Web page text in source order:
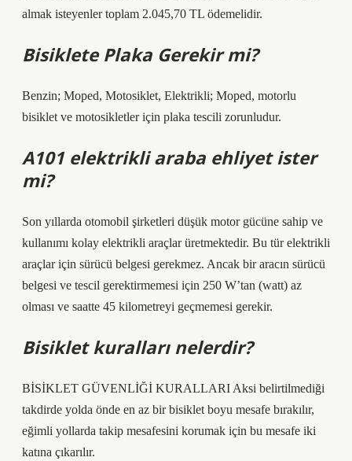
almak isteyenler toplam 2.045,70 TL ödemelidir.
Bisiklete Plaka Gerekir mi?
Benzin; Moped, Motosiklet, Elektrikli; Moped, motorlu
bisiklet ve motosikletler için plaka tescili zorunludur.
A101 elektrikli araba ehliyet ister
mi?
Son yıllarda otomobil şirketleri düşük motor gücüne sahip ve
kullanımı kolay elektrikli araçlar üretmektedir. Bu tür elektrikli
araçlar için sürücü belgesi gerekmez. Ancak bir aracın sürücü
belgesi ve tescil gerektirmemesi için 250 W’tan (watt) az
olması ve saatte 45 kilometreyi geçmemesi gerekir.
Bisiklet kuralları nelerdir?
BİSİKLET GÜVENLİĞİ KURALLARI Aksi belirtilmediği
takdirde yolda önde en az bir bisiklet boyu mesafe bırakılır,
eğimli yollarda takip mesafesini korumak için bu mesafe iki
katına çıkarılır.